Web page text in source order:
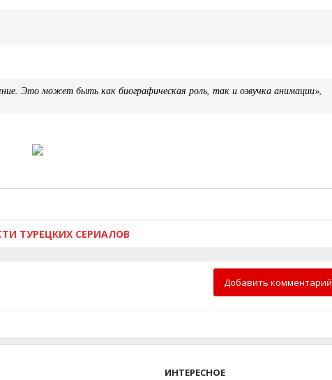
Это может быть как биографическая роль, так и озвучка анимации»,
ТУРЕЦКИХ СЕРИАЛОВ
Добавить комментарий
ИНТЕРЕСНОЕ